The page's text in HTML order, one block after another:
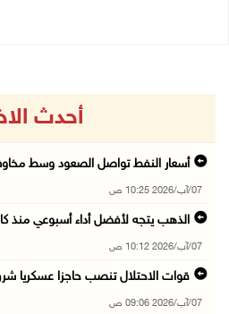
أحدث
أسعار النفط تواصل الصعود وسط
07/آب/2026 10:25 ص
الذهب يتجه لأفضل أداء أسبوعي منذ
07/آب/2026 10:12 ص
قوات الاحتلال تنصب حاجزا عسكريا
07/آب/2026 09:06 ص